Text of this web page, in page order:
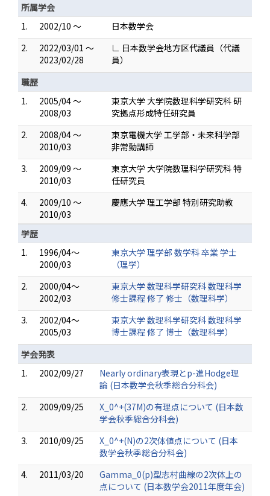
所属学会
1.
2002/10 ～
日本数学会
2.
2022/03/01 ～
2023/02/28
∟ 日本数学会地方区代議員（代議
員）
職歴
1.
2005/04 ～
2008/03
東京大学 大学院数理科学研究科 研
究拠点形成特任研究員
2.
2008/04 ～
2010/03
東京電機大学 工学部・未来科学部
非常勤講師
3.
2009/09 ～
2010/03
東京大学 大学院数理科学研究科 特
任研究員
4.
2009/10 ～
2010/03
慶應大学 理工学部 特別研究助教
学歴
1.
1996/04～
2000/03
東京大学 理学部 数学科 卒業 学士
（理学）
2.
2000/04～
2002/03
東京大学 数理科学研究科 数理科学
修士課程 修了 修士（数理科学）
3.
2002/04～
2005/03
東京大学 数理科学研究科 数理科学
博士課程 修了 博士（数理科学）
学会発表
1.
2002/09/27
Nearly ordinary表現とp-進Hodge理
論 (日本数学会秋季総合分科会)
2.
2009/09/25
X_0^+(37M)の有理点について (日本数
学会秋季総合分科会)
3.
2010/09/25
X_0^+(N)の2次体値点について (日本
数学会秋季総合分科会)
4.
2011/03/20
Gamma_0(p)型志村曲線の2次体上の
点について (日本数学会2011年度年会)